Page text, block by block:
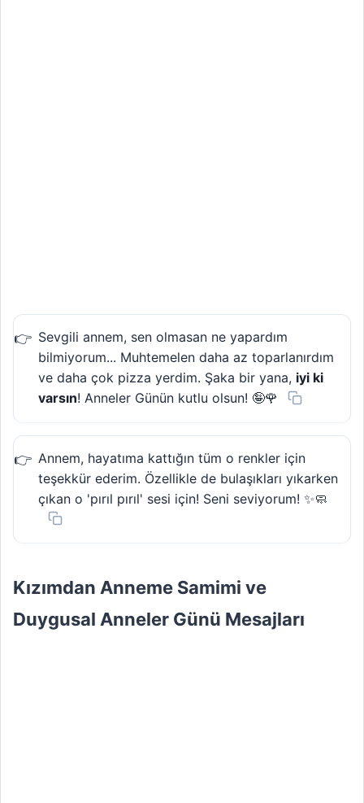
Sevgili annem, sen olmasan ne yapardım
bilmiyorum... Muhtemelen daha az toparlanırdım
ve daha çok pizza yerdim. Şaka bir yana, iyi ki
varsın! Anneler Günün kutlu olsun! 🤪🌹
Annem, hayatıma kattığın tüm o renkler için
teşekkür ederim. Özellikle de bulaşıkları yıkarken
çıkan o 'pırıl pırıl' sesi için! Seni seviyorum! ✨🧼
Kızımdan Anneme Samimi ve
Duygusal Anneler Günü Mesajları